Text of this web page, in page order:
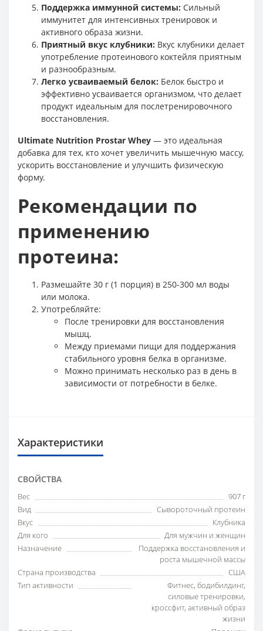
Поддержка иммунной системы: Сильный
иммунитет для интенсивных тренировок и
активного образа жизни.
Приятный вкус клубники: Вкус клубники делает
употребление протеинового коктейля приятным
и разнообразным.
Легко усваиваемый белок: Белок быстро и
эффективно усваивается организмом, что делает
продукт идеальным для послетренировочного
восстановления.
Ultimate Nutrition Prostar Whey — это идеальная
добавка для тех, кто хочет увеличить мышечную массу,
ускорить восстановление и улучшить физическую
форму.
Рекомендации по
применению
протеина:
Размешайте 30 г (1 порция) в 250-300 мл воды
или молока.
Употребляйте:
После тренировки для восстановления
мышц.
Между приемами пищи для поддержания
стабильного уровня белка в организме.
Можно принимать несколько раз в день в
зависимости от потребности в белке.
Характеристики
СВОЙСТВА
Вес
907 г
Вид
Сывороточный протеин
Вкус
Клубника
Для кого
Для мужчин и женщин
Назначение
Поддержка восстановления и
роста мышечной массы
Страна производства
США
Тип активности
Фитнес, бодибилдинг,
силовые тренировки,
кроссфит, активный образ
жизни